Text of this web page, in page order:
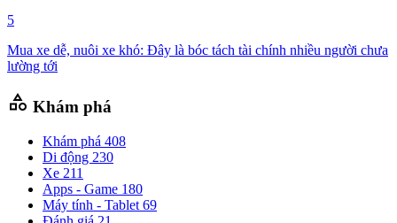
5
Mua xe dễ, nuôi xe khó: Đây là bóc tách tài chính nhiều người chưa
lường tới
category Khám phá
Khám phá 408
Di động 230
Xe 211
Apps - Game 180
Máy tính - Tablet 69